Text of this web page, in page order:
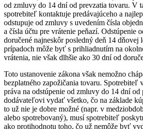
od zmluvy do 14 dní od prevzatia tovaru. V
spotrebiteľ kontaktuje predávajúceho a
odstupuje od zmluvy s uvedením čísla
a čísla účtu pre vrátenie peňazí. Odstúpenie
doručené najneskôr posledný deň 14 dňovej
prípadoch môže byť s prihliadnutím na
vrátenia, nie však dlhšie ako 30 dní od
Toto ustanovenie zákona však nemožno
bezplatného zapožičania tovaru. Spotrebiteľ
práva na odstúpenie od zmluvy do 14 dní od
dodávateľovi vydať všetko, čo na základe
to už nie je dobre možné (napr. v
alebo spotrebovaný), musí spotrebiteľ
ako protihodnotu toho, čo už nemôže byť